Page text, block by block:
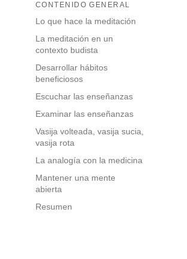
CONTENIDO GENERAL
Lo que hace la meditación
La meditación en un
contexto budista
Desarrollar hábitos
beneficiosos
Escuchar las enseñanzas
Examinar las enseñanzas
Vasija volteada, vasija sucia,
vasija rota
La analogía con la medicina
Mantener una mente
abierta
Resumen